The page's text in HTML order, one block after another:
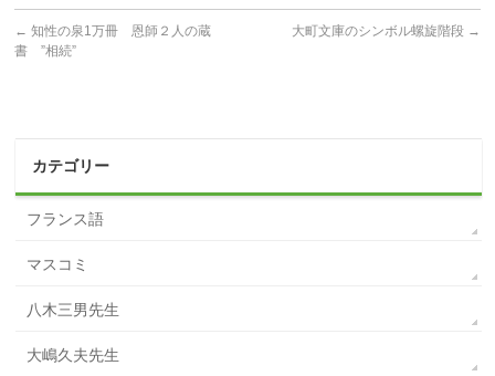
← 知性の泉1万冊 恩師２人の蔵
書 ”相続”
大町文庫のシンボル螺旋階段 →
カテゴリー
フランス語
マスコミ
八木三男先生
大嶋久夫先生